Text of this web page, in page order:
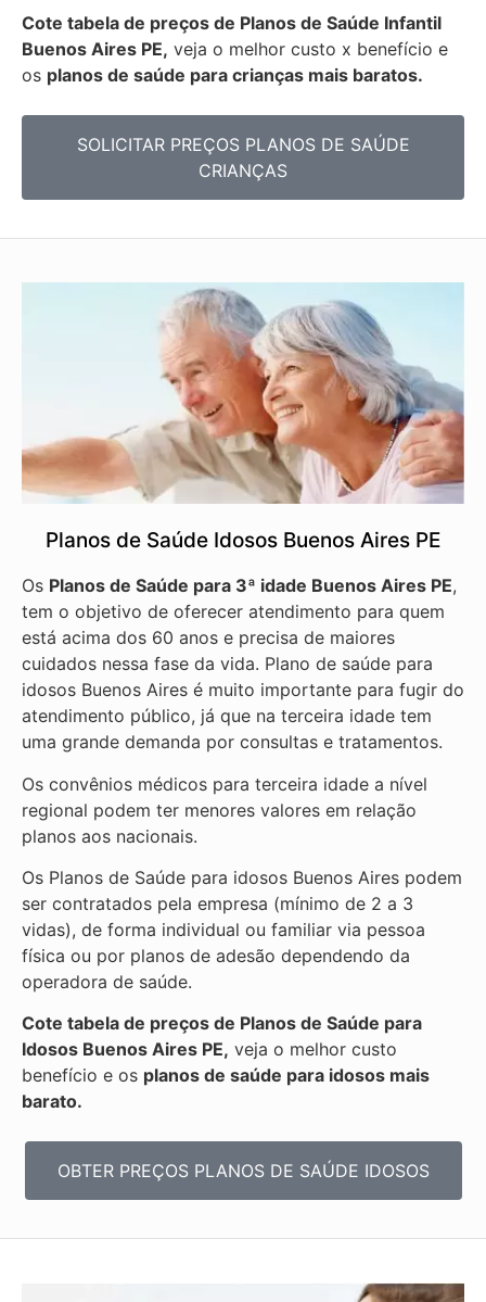
Cote tabela de preços de Planos de Saúde Infantil
Buenos Aires PE, veja o melhor custo x benefício e
os planos de saúde para crianças mais baratos.
SOLICITAR PREÇOS PLANOS DE SAÚDE
CRIANÇAS
Planos de Saúde Idosos Buenos Aires PE
Os Planos de Saúde para 3ª idade Buenos Aires PE,
tem o objetivo de oferecer atendimento para quem
está acima dos 60 anos e precisa de maiores
cuidados nessa fase da vida. Plano de saúde para
idosos Buenos Aires é muito importante para fugir do
atendimento público, já que na terceira idade tem
uma grande demanda por consultas e tratamentos.
Os convênios médicos para terceira idade a nível
regional podem ter menores valores em relação
planos aos nacionais.
Os Planos de Saúde para idosos Buenos Aires podem
ser contratados pela empresa (mínimo de 2 a 3
vidas), de forma individual ou familiar via pessoa
física ou por planos de adesão dependendo da
operadora de saúde.
Cote tabela de preços de Planos de Saúde para
Idosos Buenos Aires PE, veja o melhor custo
benefício e os planos de saúde para idosos mais
barato.
OBTER PREÇOS PLANOS DE SAÚDE IDOSOS